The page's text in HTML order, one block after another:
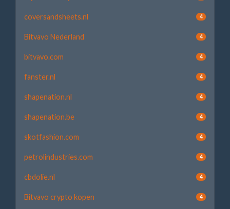
coversandsheets.nl 4
Bitvavo Nederland 4
bitvavo.com 4
fanster.nl 4
shapenation.nl 4
shapenation.be 4
skotfashion.com 4
petrolindustries.com 4
cbdolie.nl 4
Bitvavo crypto kopen 4